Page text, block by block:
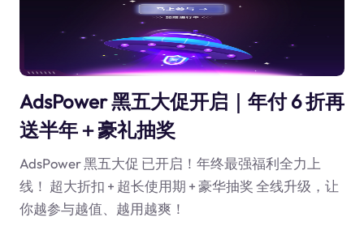
AdsPower 黑五大促开启｜年付 6 折再
送半年＋豪礼抽奖
AdsPower 黑五大促 已开启！年终最强福利全力上
线！ 超大折扣 + 超长使用期 + 豪华抽奖 全线升级，让
你越参与越值、越用越爽！